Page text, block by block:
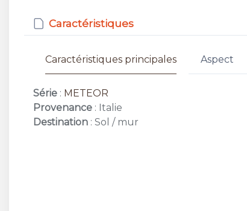
Caractéristiques
Caractéristiques principales Aspect
Série : METEOR
Provenance : Italie
Destination : Sol / mur